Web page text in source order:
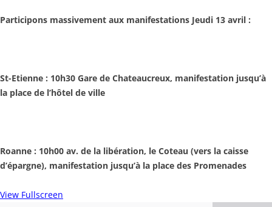
Participons massivement aux manifestations Jeudi 13 avril :
St-Etienne : 10h30 Gare de Chateaucreux, manifestation jusqu’à
la place de l’hôtel de ville
Roanne : 10h00 av. de la libération, le Coteau (vers la caisse
d’épargne), manifestation jusqu’à la place des Promenades
View Fullscreen